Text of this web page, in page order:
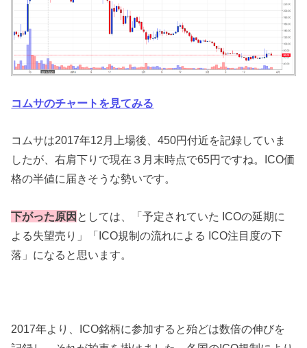
コムサのチャートを見てみる
コムサは2017年12月上場後、450円付近を記録していま
したが、右肩下りで現在３月末時点で65円ですね。ICO価
格の半値に届きそうな勢いです。
下がった原因 としては、「予定されていた ICOの延期に
よる失望売り」「ICO規制の流れによる ICO注目度の下
落」になると思います。
2017年より、ICO銘柄に参加すると殆どは数倍の伸びを